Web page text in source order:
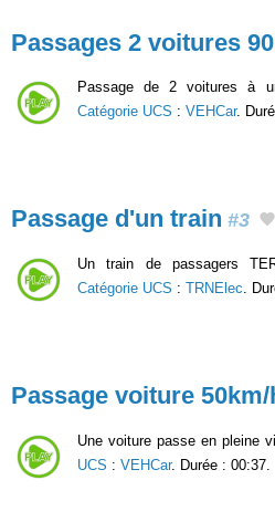
Passages 2 voitures
Passage de 2 voitures à
Catégorie UCS : VEHCar.
Passage d'un train #3
Un train de passagers
Catégorie UCS : TRNElec .
Passage voiture 50km/
Une voiture passe en pleine
UCS : VEHCar. Durée : 00:37.